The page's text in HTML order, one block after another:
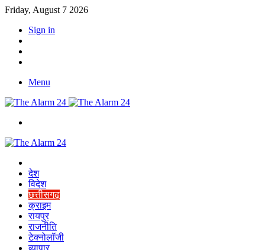
Friday, August 7 2026
Sign in
Menu
देश
विदेश
छत्तीसगढ़
क्राइम
रायपुर
राजनीति
टेक्नोलॉजी
व्यापार